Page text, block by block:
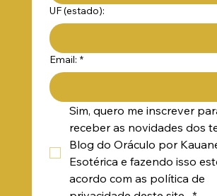
UF (estado):
Email:
Sim, quero me inscrever
receber as novidades dos
Blog do Oráculo por
Esotérica e fazendo isso